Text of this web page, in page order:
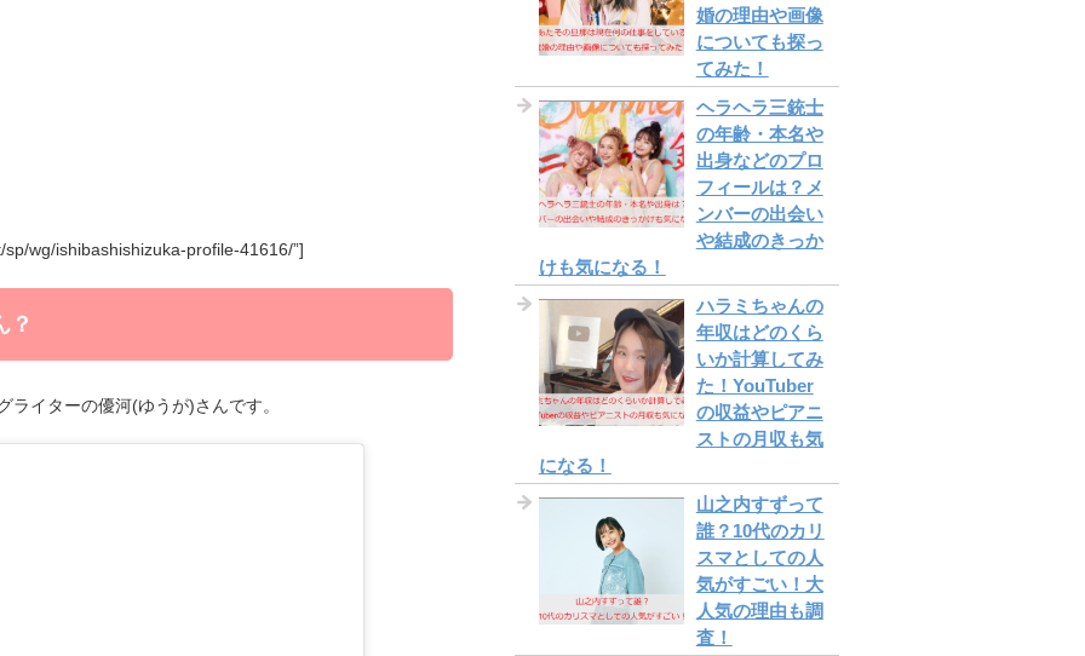
wg/ishibashishizuka-profile-41616/”]
？
ライターの優河(ゆうが)さんです。
婚の理由や画像
についても探っ
てみた！
ヘラヘラ三銃士
の年齢・本名や
出身などのプロ
フィールは？メ
ンバーの出会い
や結成のきっか
けも気になる！
ハラミちゃんの
年収はどのくら
いか計算してみ
た！YouTuber
の収益やピアニ
ストの月収も気
になる！
山之内すずって
誰？10代のカリ
スマとしての人
気がすごい！大
人気の理由も調
査！